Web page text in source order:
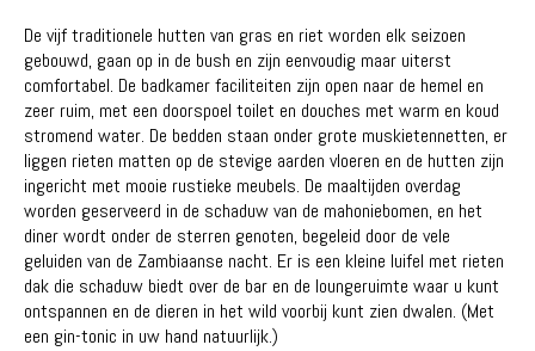
De vijf traditionele hutten van gras en riet worden elk seizoen
gebouwd, gaan op in de bush en zijn eenvoudig maar uiterst
comfortabel. De badkamer faciliteiten zijn open naar de hemel en
zeer ruim, met een doorspoel toilet en douches met warm en koud
stromend water. De bedden staan ​​onder grote muskietennetten, er
liggen rieten matten op de stevige aarden vloeren en de hutten zijn
ingericht met mooie rustieke meubels. De maaltijden overdag
worden geserveerd in de schaduw van de mahoniebomen, en het
diner wordt onder de sterren genoten, begeleid door de vele
geluiden van de Zambiaanse nacht. Er is een kleine luifel met rieten
dak die schaduw biedt over de bar en de loungeruimte waar u kunt
ontspannen en de dieren in het wild voorbij kunt zien dwalen. (Met
een gin-tonic in uw hand natuurlijk.)